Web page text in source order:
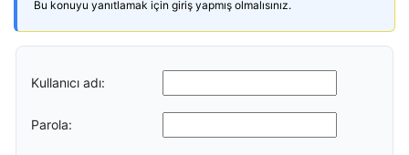
Bu konuyu yanıtlamak için giriş yapmış olmalısınız.
Kullanıcı adı:
Parola: